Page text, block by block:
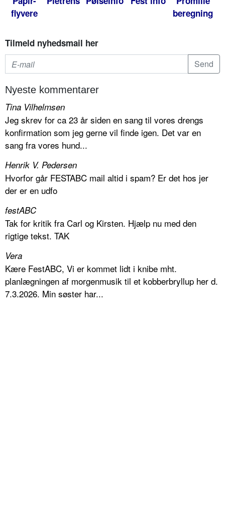
flyvere
beregning
Tilmeld nyhedsmail her
Nyeste kommentarer
Tina Vilhelmsen
Jeg skrev for ca 23 år siden en sang til vores drengs
konfirmation som jeg gerne vil finde igen. Det var en
sang fra vores hund...
Henrik V. Pedersen
Hvorfor går FESTABC mail altid i spam? Er det hos jer
der er en udfo
festABC
Tak for kritik fra Carl og Kirsten. Hjælp nu med den
rigtige tekst. TAK
Vera
Kære FestABC, Vi er kommet lidt i knibe mht.
planlægningen af morgenmusik til et kobberbryllup her d.
7.3.2026. Min søster har...